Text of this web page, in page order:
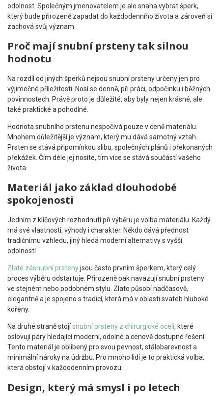
odolnost. Společným jmenovatelem je ale snaha vybrat šperk,
který bude přirozeně zapadat do každodenního života a zároveň si
zachová svůj význam.
Proč mají snubní prsteny tak silnou
hodnotu
Na rozdíl od jiných šperků nejsou snubní prsteny určeny jen pro
výjimečné příležitosti. Nosí se denně, při práci, odpočinku i běžných
povinnostech. Právě proto je důležité, aby byly nejen krásné, ale
také praktické a pohodlné.
Hodnota snubního prstenu nespočívá pouze v ceně materiálu.
Mnohem důležitější je význam, který mu dává samotný vztah.
Prsten se stává připomínkou slibu, společných plánů i překonaných
překážek. Čím déle jej nosíte, tím více se stává součástí vašeho
života.
Materiál jako základ dlouhodobé
spokojenosti
Jedním z klíčových rozhodnutí při výběru je volba materiálu. Každý
má své vlastnosti, výhody i charakter. Někdo dává přednost
tradičnímu vzhledu, jiný hledá moderní alternativy s vyšší
odolností.
Zlaté zásnubní prstenyjsou často prvním šperkem, který celý
proces výběru odstartuje. Přirozeně pak navazují snubní prsteny
ve stejném nebo podobném stylu. Zlato působí nadčasově,
elegantně a je spojeno s tradicí, která má v oblasti svateb hluboké
kořeny.
Na druhé straně stojísnubní prsteny z chirurgické oceli, které
oslovují páry hledající moderní, odolné a cenově dostupné řešení.
Tento materiál je oblíbený pro svou pevnost, stálobarevnost a
minimální nároky na údržbu. Pro mnoho lidí je to praktická volba,
která obstojí v každodenním provozu.
Design, který má smysl i po letech